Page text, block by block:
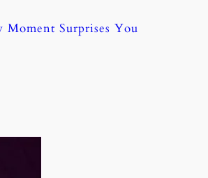
Surprises You